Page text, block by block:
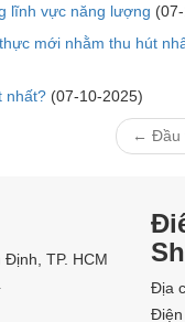
lĩnh vực năng lượng
mới nhằm thu hút
nhất? (07-10-2025)
← Đầu
TP. HCM
Địa
Điện